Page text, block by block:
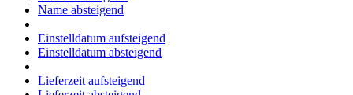
Name absteigend
Einstelldatum aufsteigend
Einstelldatum absteigend
Lieferzeit aufsteigend